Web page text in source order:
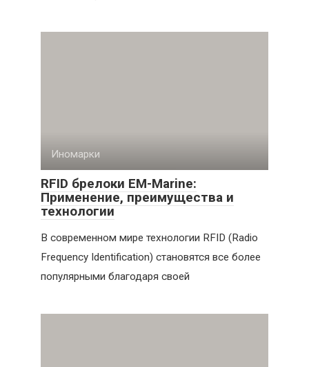
Иномарки
RFID брелоки EM-Marine:
Применение, преимущества и
технологии
В современном мире технологии RFID (Radio
Frequency Identification) становятся все более
популярными благодаря своей